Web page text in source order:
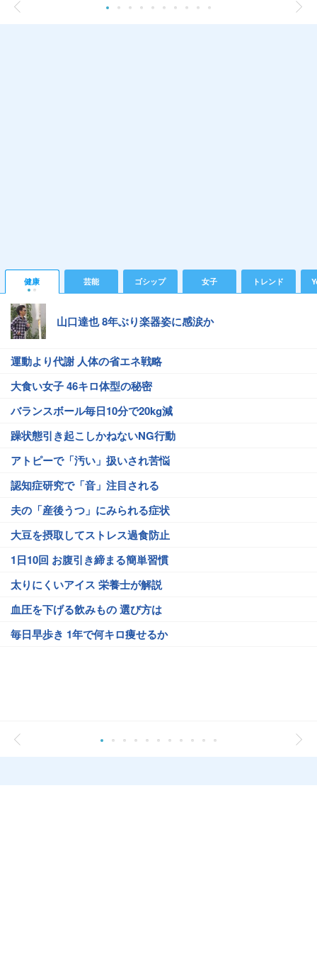
健康 芸能 ゴシップ 女子 トレンド
山口達也 8年ぶり楽器姿に感涙か
運動より代謝 人体の省エネ戦略
大食い女子 46キロ体型の秘密
バランスボール毎日10分で20kg減
躁状態引き起こしかねないNG行動
アトピーで「汚い」扱いされ苦悩
認知症研究で「音」注目される
夫の「産後うつ」にみられる症状
大豆を摂取してストレス過食防止
1日10回 お腹引き締まる簡単習慣
太りにくいアイス 栄養士が解説
血圧を下げる飲みもの 選び方は
毎日早歩き 1年で何キロ痩せるか